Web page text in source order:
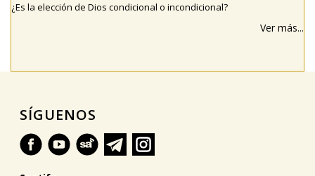
¿Es la elección de Dios condicional o incondicional?
Ver más...
SÍGUENOS